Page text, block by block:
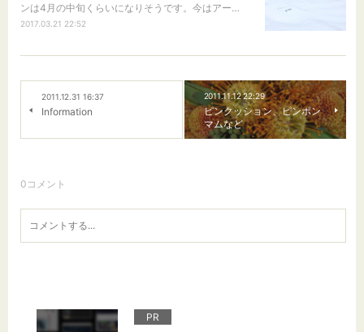
ンは4月の中旬くらいになりそうです。今はアー…
2017.03.21 22:52
2011.12.31 16:37
Information
2011.11.12 22:29
ピンクッション、ピンポン
マムなど
0 コメント
PR